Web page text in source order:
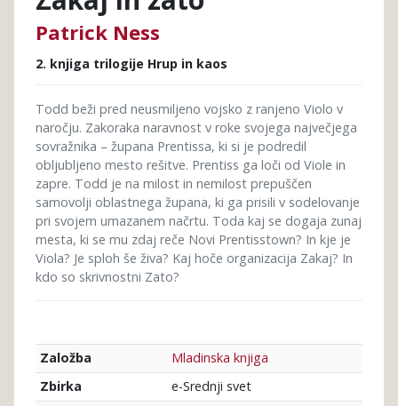
Patrick Ness
2. knjiga trilogije Hrup in kaos
Todd beži pred neusmiljeno vojsko z ranjeno Violo v
naročju. Zakoraka naravnost v roke svojega največjega
sovražnika – župana Prentissa, ki si je podredil
obljubljeno mesto rešitve. Prentiss ga loči od Viole in
zapre. Todd je na milost in nemilost prepuščen
samovolji oblastnega župana, ki ga prisili v sodelovanje
pri svojem umazanem načrtu. Toda kaj se dogaja zunaj
mesta, ki se mu zdaj reče Novi Prentisstown? In kje je
Viola? Je sploh še živa? Kaj hoče organizacija Zakaj? In
kdo so skrivnostni Zato?
Založba
Mladinska knjiga
Zbirka
e-Srednji svet